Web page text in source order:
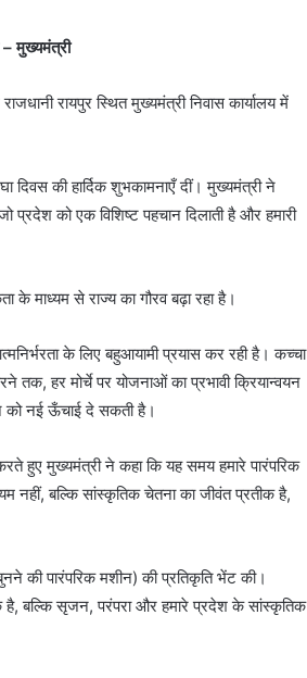
मुख्यमंत्री
रायपुर स्थित मुख्यमंत्री निवास कार्यालय में
दिवस की हार्दिक शुभकामनाएँ दीं। मुख्यमंत्री ने
को एक विशिष्ट पहचान दिलाती है और हमारी
माध्यम से राज्य का गौरव बढ़ा रहा है।
के लिए बहुआयामी प्रयास कर रही है। कच्चा
हर मोर्चे पर योजनाओं का प्रभावी क्रियान्वयन
को नई ऊँचाई दे सकती है।
हुए मुख्यमंत्री ने कहा कि यह समय हमारे पारंपरिक
नहीं, बल्कि सांस्कृतिक चेतना का जीवंत प्रतीक है,
की पारंपरिक मशीन) की प्रतिकृति भेंट की।
बल्कि सृजन, परंपरा और हमारे प्रदेश के सांस्कृतिक